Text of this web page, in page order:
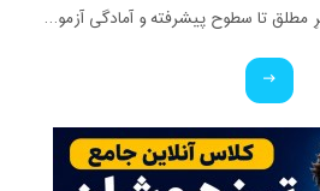
پوشش تمامی سطوح: از صفرِ مطلق تا سطوح پیشرفته و آمادگی آزمون‌ها. ✅ ویژه تمامی پایه‌ها: کلاس‌های اختصاصی برای کودکان، نوجوانان و بزرگسالان. ✅ بستر آموزشی حرفه‌ای: برگزاری کلاس‌ها در محیط تعاملی اسکای‌روم (Skyroom) و بیگ‌بلو‌باتن (BBB) (بدون نیاز به نصب برنامه و با محیطی کاملاً فارسی و ساده). ✅ تضمین کیفیت: مدرس دوره، کارشناس آموزش زبان انگلیسی و متخصص متدهای نوین تدریس. ✅ قیمت استثنایی: هدف ما عدالت آموزشیه، پس با کمترین هزینه، بهترین کیفیت رو تجربه کنید!